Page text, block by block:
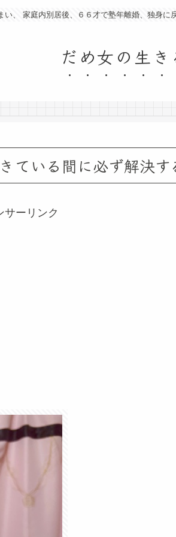
い、 家庭内別居後、６６才で塾年離婚、独身に
だめ女の生き
ている間に必ず解決す
サーリンク